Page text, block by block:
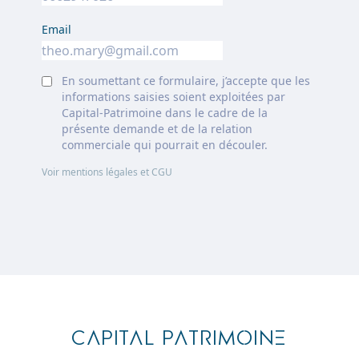
Email
En soumettant ce formulaire, j’accepte que les
informations saisies soient exploitées par
Capital-Patrimoine dans le cadre de la
présente demande et de la relation
commerciale qui pourrait en découler.
Voir mentions légales et CGU
CAPITAL PATRIMOINE